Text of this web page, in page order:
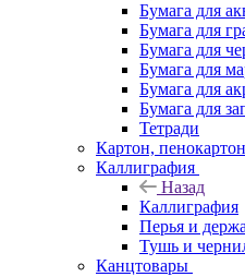
Бумага для
Бумага для
Бумага для
Бумага для
Бумага для
Бумага для
Тетради
Картон, пенокартон
Каллиграфия
Назад
Каллиграфия
Перья и
Тушь и
Канцтовары